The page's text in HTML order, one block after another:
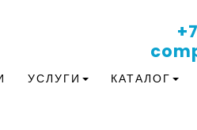
УСЛУГИ КАТАЛОГ